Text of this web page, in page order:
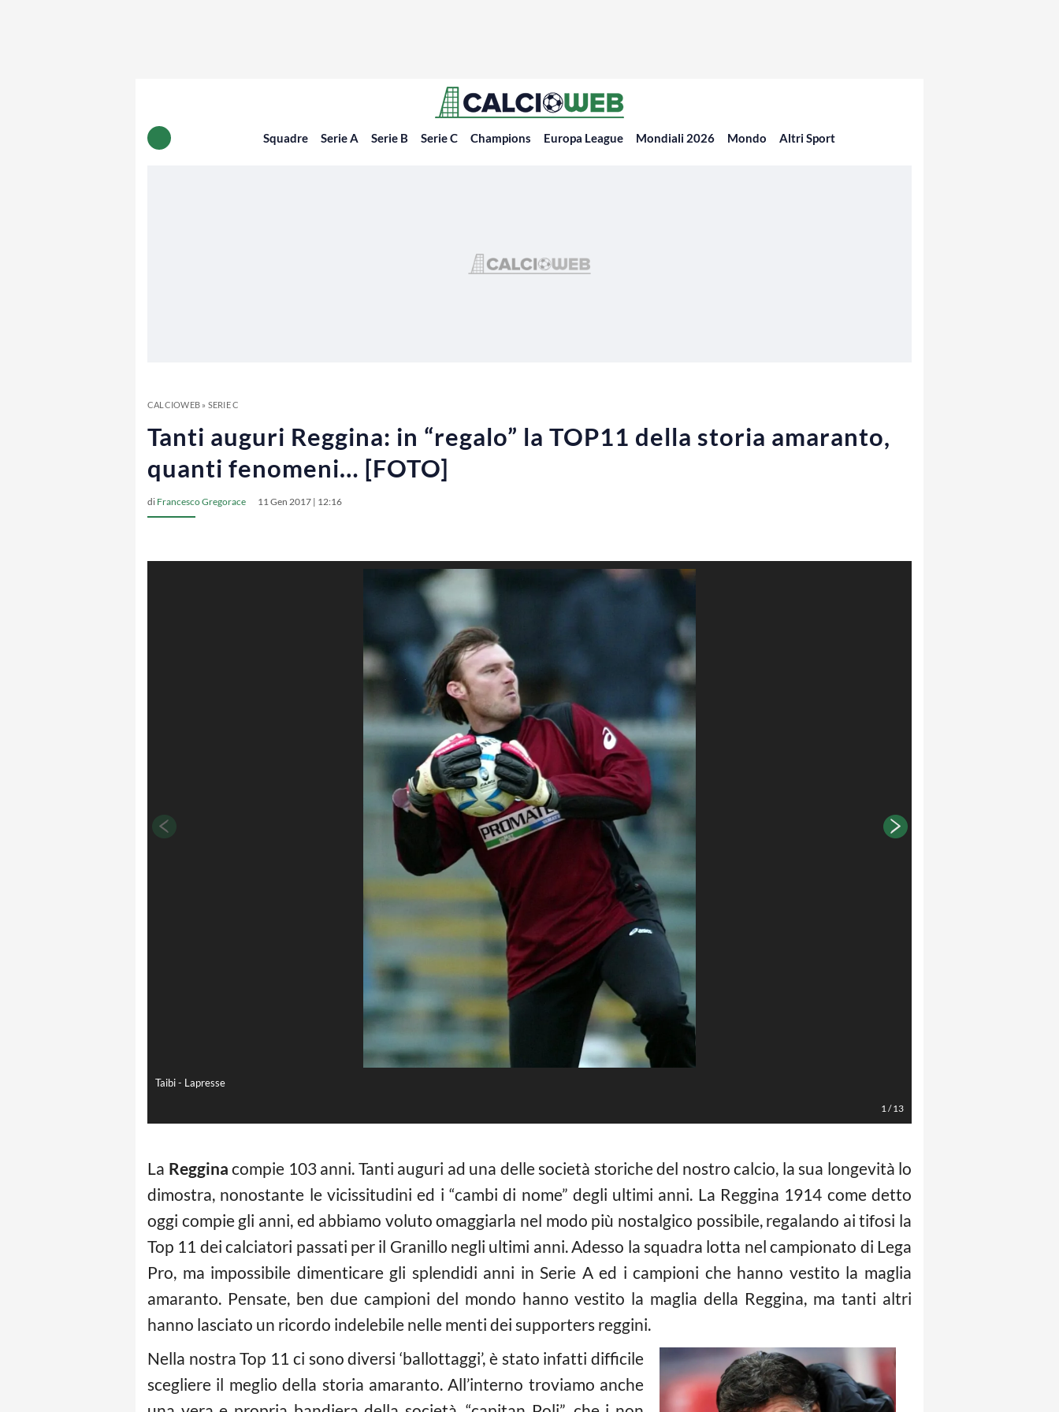
Squadre Serie A Serie B Serie C Champions Europa League Mondiali 2026 Mondo Altri Sport
CALCIOWEB» SERIE C
Tanti auguri Reggina: in “regalo” la TOP11 della storia amaranto,
quanti fenomeni… [FOTO]
di Francesco Gregorace 11 Gen 2017 | 12:16
Taibi - Lapresse
1/13
La Reggina compie 103 anni. Tanti auguri ad una delle società storiche del nostro calcio, la sua longevità lo
dimostra, nonostante le vicissitudini ed i “cambi di nome” degli ultimi anni. La Reggina 1914 come detto
oggi compie gli anni, ed abbiamo voluto omaggiarla nel modo più nostalgico possibile, regalando ai tifosi la
Top 11 dei calciatori passati per il Granillo negli ultimi anni. Adesso la squadra lotta nel campionato di Lega
Pro, ma impossibile dimenticare gli splendidi anni in Serie A ed i campioni che hanno vestito la maglia
amaranto. Pensate, ben due campioni del mondo hanno vestito la maglia della Reggina, ma tanti altri
hanno lasciato un ricordo indelebile nelle menti dei supporters reggini.
Nella nostra Top 11 ci sono diversi ‘ballottaggi’, è stato infatti difficile
scegliere il meglio della storia amaranto. All’interno troviamo anche